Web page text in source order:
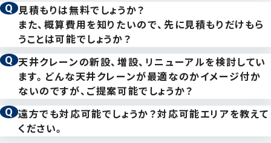
見積もりは無料でしょうか？
また、概算費用を知りたいので、先に見積もりだけもら
うことは可能でしょうか？
はい、お見積もりは無料です。場所や内容によっては、
費用やお時間を頂戴するケースもありますので、まずは
お気軽にご連絡くださいませ。
弊社では正確な費用を算出するため、まずは現地調査
天井クレーンの新設、増設、リニューアルを検討してい
ます。どんな天井クレーンが最適なのかイメージ付か
ないのですが、ご提案可能でしょうか？
もちろんご対応可能です。工場や倉庫の広さやレイアウ
ト等によって様々な制約も発生するため、現地調査と入
遠方でも対応可能でしょうか？対応可能エリアを教えて
ください。